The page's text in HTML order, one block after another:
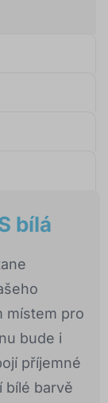
bílá
místem pro
bude i
příjemné
bílé barvě